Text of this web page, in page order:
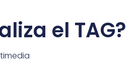
el TAG?